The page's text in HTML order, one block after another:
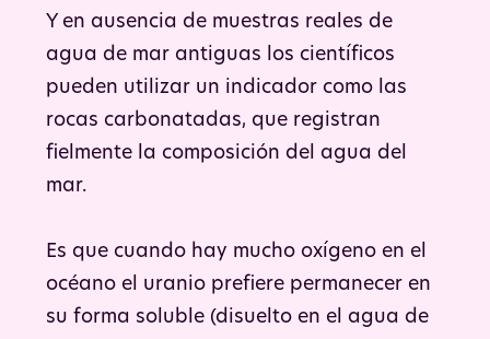
Y en ausencia de muestras reales de
agua de mar antiguas los científicos
pueden utilizar un indicador como las
rocas carbonatadas, que registran
fielmente la composición del agua del
mar.
Es que cuando hay mucho oxígeno en el
océano el uranio prefiere permanecer en
su forma soluble (disuelto en el agua de